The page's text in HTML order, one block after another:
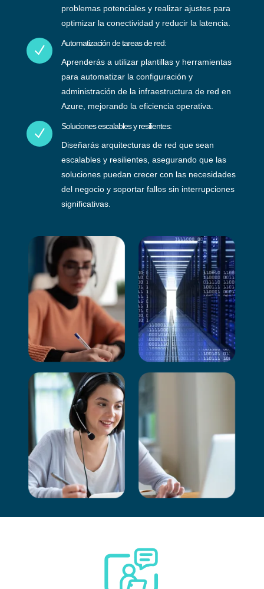
problemas potenciales y realizar ajustes para
optimizar la conectividad y reducir la latencia.
N
Automatización de tareas de red:
Aprenderás a utilizar plantillas y herramientas
para automatizar la configuración y
administración de la infraestructura de red en
Azure, mejorando la eficiencia operativa.
N
Soluciones escalables y resilientes:
Diseñarás arquitecturas de red que sean
escalables y resilientes, asegurando que las
soluciones puedan crecer con las necesidades
del negocio y soportar fallos sin interrupciones
significativas.